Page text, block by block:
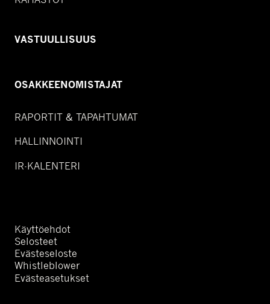
VASTUULLISUUS
OSAKKEENOMISTAJAT
RAPORTIT & TAPAHTUMAT
HALLINNOINTI
IR-KALENTERI
Käyttöehdot
Selosteet
Evästeseloste
Whistleblower
Evästeasetukset